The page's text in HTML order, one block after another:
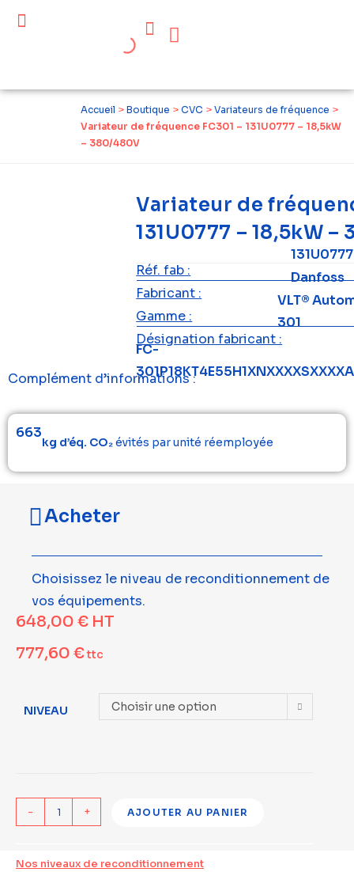
Accueil > Boutique > CVC > Variateurs de fréquence >
Variateur de fréquence FC301 – 131U0777 – 18,5kW
– 380/480V
Variateur de
131U0777 – 18,5kW
Réf. fab :
131U0777
Fabricant :
Danfoss
Gamme :
VLT®
301
Désignation fabricant :
FC-
Complément d’informations :
663
kg d’éq. CO₂évités par unité réemployée
Acheter
Choisissez le niveau de reconditionnement de
vos équipements.
648,00 € HT
777,60 €ttc
NIVEAU Choisir une option
- + AJOUTER AU PANIER
Nos niveaux de reconditionnement